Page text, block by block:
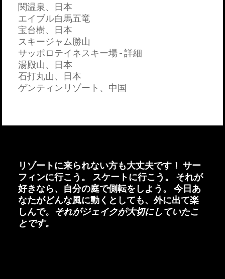
関温泉、日本
エイブル白馬五竜
宝台樹、日本
スキージャム勝山
サッポロテイネスキー場 - 詳細
湯殿山、日本
石打丸山、日本
ゲンティンリゾート、中国
リゾートに来られない方も大丈夫です！ サー
フィンに行こう。 スケートに行こう。 それが
好きなら、自分の庭で側転をしよう。 今日あ
なたがどんな風に動くとしても、外に出て楽
しんで。
それがジェイクが大切にしていたこ
とです。